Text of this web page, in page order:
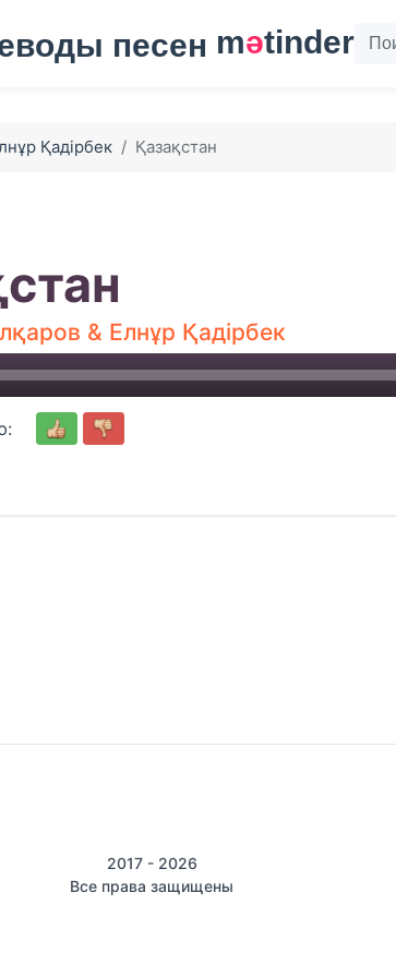
mәtinder
Қадірбек Қазақстан
& Елнұр Қадірбек
2017 - 2026
Все права защищены